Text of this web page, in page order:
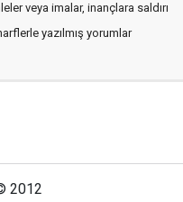
veya imalar, inançlara saldırı
yazılmış yorumlar
2012